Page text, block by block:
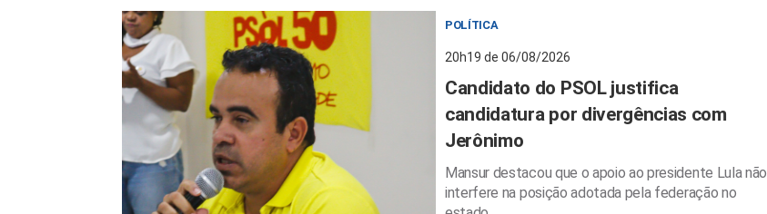
POLÍTICA
20h19 de 06/08/2026
Candidato do PSOL justifica
candidatura por divergências com
Jerônimo
Mansur destacou que o apoio ao presidente Lula não
interfere na posição adotada pela federação no